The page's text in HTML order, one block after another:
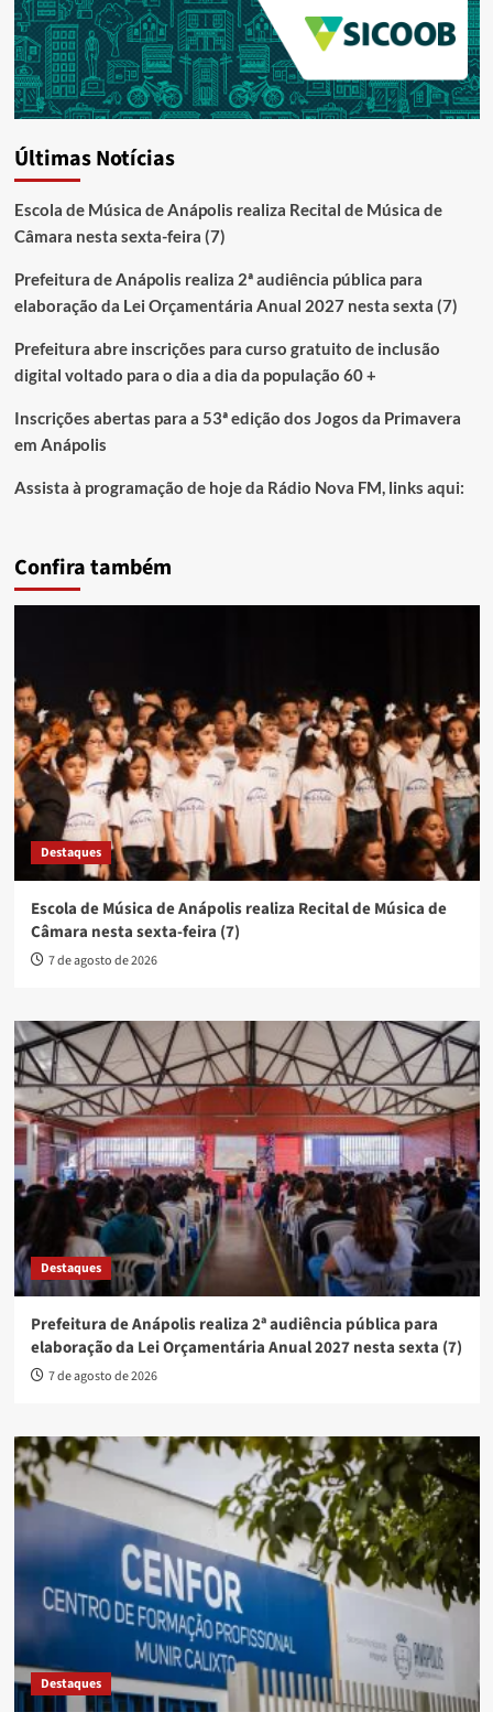
Últimas Notícias
Escola de Música de Anápolis realiza Recital de Música de
Câmara nesta sexta-feira (7)
Prefeitura de Anápolis realiza 2ª audiência pública para
elaboração da Lei Orçamentária Anual 2027 nesta sexta (7)
Prefeitura abre inscrições para curso gratuito de inclusão
digital voltado para o dia a dia da população 60 +
Inscrições abertas para a 53ª edição dos Jogos da Primavera
em Anápolis
Assista à programação de hoje da Rádio Nova FM, links aqui:
Confira também
Destaques
Escola de Música de Anápolis realiza Recital de Música de
Câmara nesta sexta-feira (7)
7 de agosto de 2026
Destaques
Prefeitura de Anápolis realiza 2ª audiência pública para
elaboração da Lei Orçamentária Anual 2027 nesta sexta (7)
7 de agosto de 2026
Destaques